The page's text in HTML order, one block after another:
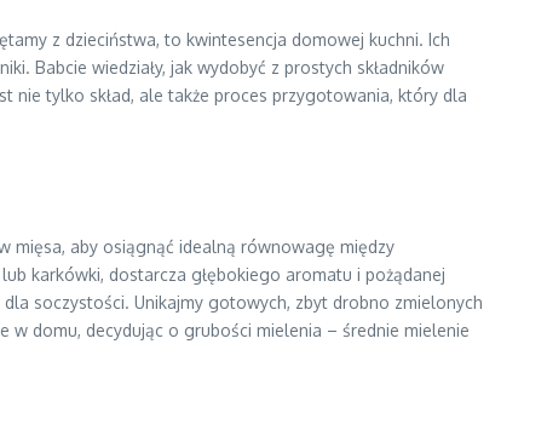
z dzieciństwa, to kwintesencja domowej kuchni. Ich
Babcie wiedziały, jak wydobyć z prostych składników
nie tylko skład, ale także proces przygotowania, który dla
mięsa, aby osiągnąć idealną równowagę między
karkówki, dostarcza głębokiego aromatu i pożądanej
soczystości. Unikajmy gotowych, zbyt drobno zmielonych
w domu, decydując o grubości mielenia – średnie mielenie